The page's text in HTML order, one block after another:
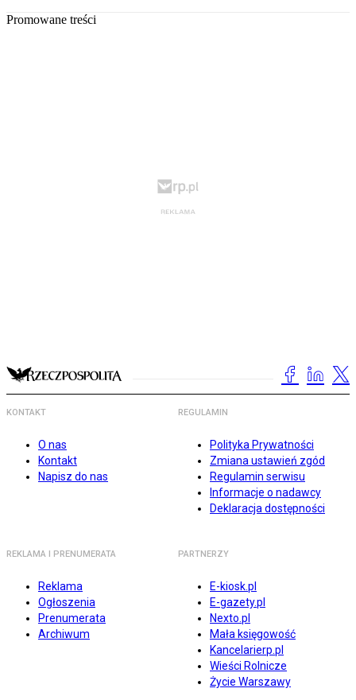
Promowane treści
KONTAKT
O nas
Kontakt
Napisz do nas
REGULAMIN
Polityka Prywatności
Zmiana ustawień zgód
Regulamin serwisu
Informacje o nadawcy
Deklaracja dostępności
REKLAMA I PRENUMERATA
Reklama
Ogłoszenia
Prenumerata
Archiwum
PARTNERZY
E-kiosk.pl
E-gazety.pl
Nexto.pl
Mała księgowość
Kancelarierp.pl
Wieści Rolnicze
Życie Warszawy